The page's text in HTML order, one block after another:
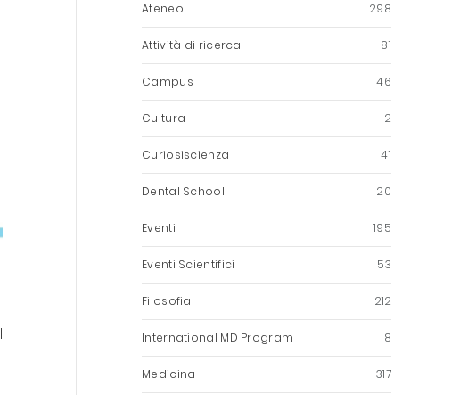
Ateneo 298
Attività di ricerca 81
Campus 46
Cultura 2
Curiosiscienza 41
Dental School 20
Eventi 195
Eventi Scientifici 53
Filosofia 212
International MD Program 8
Medicina 317